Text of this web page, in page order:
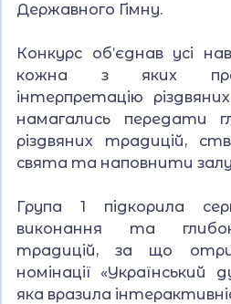
Державного Гімну.
Конкурс об’єднав усі
кожна з яких
інтерпретацію
намагались передати
різдвяних традицій,
свята та наповнити залу
Група 1 підкорила
виконання та
традицій, за що
номінації «Український
яка вразила